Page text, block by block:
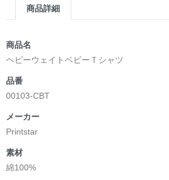
商品詳細
商品名
ヘビーウェイトベビーＴシャツ
品番
00103-CBT
メーカー
Printstar
素材
綿100%